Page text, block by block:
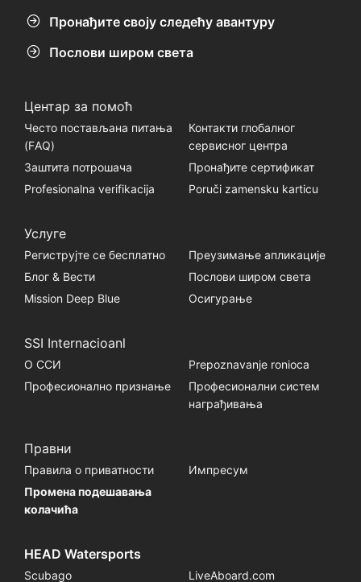
Пронађите своју следећу авантуру
Послови широм света
Центар за помоћ
Често постављана питања
(FАQ)
Контакти глобалног
сервисног центра
Заштита потрошача
Пронађите сертификат
Profesionalna verifikacija
Poruči zamensku karticu
Услуге
Региструјте се бесплатно
Преузимање апликације
Блог & Вести
Послови широм света
Mission Deep Blue
Осигурање
SSI Internacioanl
О ССИ
Prepoznavanje ronioca
Професионално признање
Професионални систем
награђивања
Правни
Правила о приватности
Импресум
Промена подешавања
колачића
HEAD Watersports
Scubago LiveAboard.com